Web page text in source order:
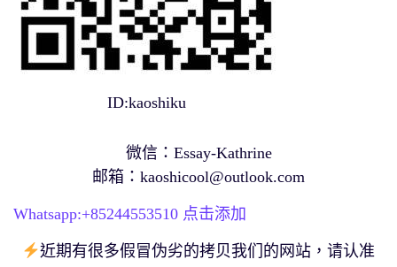
ID:kaoshiku
微信：Essay-Kathrine
邮箱： kaoshicool@outlook.com
Whatsapp:+85244553510 点击添加
近期有很多假冒伪劣的拷贝我们的网站，请认准